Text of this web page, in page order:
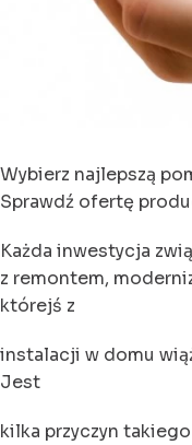
Wybierz najlepszą
Sprawdź ofertę
Każda inwestycja
z remontem,
którejś z
instalacji w domu
Jest
kilka przyczyn